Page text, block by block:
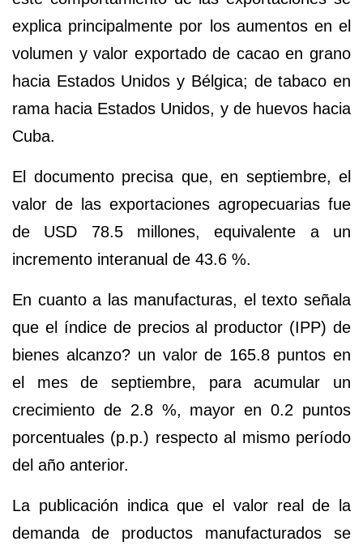
explica principalmente por los aumentos en el
volumen y valor exportado de cacao en grano
hacia Estados Unidos y Bélgica; detabaco en
rama hacia Estados Unidos, y de huevos hacia
Cuba.
El documento precisa que, en septiembre, el
valor de las exportaciones agropecuarias fue
de USD 78.5 millones, equivalente a un
incremento interanual de 43.6 %.
En cuanto a las manufacturas, el texto señala
que el índice de precios al productor (IPP) de
bienes alcanzo? un valor de 165.8 puntos en
el mes de septiembre, para acumular un
crecimiento de 2.8 %, mayor en0.2 puntos
porcentuales (p.p.) respecto al mismo período
del año anterior.
La publicación indica que el valor real de la
demanda de productos manufacturados se